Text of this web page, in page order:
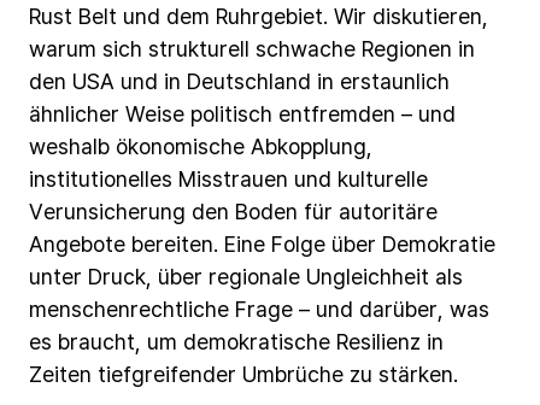
Rust Belt und dem Ruhrgebiet. Wir diskutieren,
warum sich strukturell schwache Regionen in
den USA und in Deutschland in erstaunlich
ähnlicher Weise politisch entfremden – und
weshalb ökonomische Abkopplung,
institutionelles Misstrauen und kulturelle
Verunsicherung den Boden für autoritäre
Angebote bereiten. Eine Folge über Demokratie
unter Druck, über regionale Ungleichheit als
menschenrechtliche Frage – und darüber, was
es braucht, um demokratische Resilienz in
Zeiten tiefgreifender Umbrüche zu stärken.